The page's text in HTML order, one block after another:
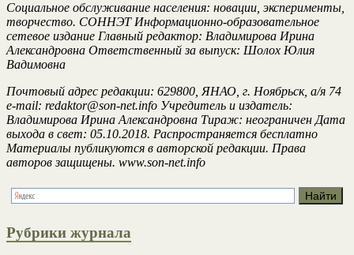
Социальное обслуживание населения: новации, эксперименты,
творчество. СОННЭТ Информационно-образовательное
сетевое издание Главный редактор: Владимирова Ирина
Александровна Ответственный за выпуск: Шолох Юлия
Вадимовна
Почтовый адрес редакции: 629800, ЯНАО, г. Ноябрьск, а/я 74
e-mail: redaktor@son-net.info Учредитель и издатель:
Владимирова Ирина Александровна Тираж: неограничен Дата
выхода в свет: 05.10.2018. Распространяется бесплатно
Материалы публикуются в авторской редакции. Права
авторов защищены. www.son-net.info
Рубрики журнала